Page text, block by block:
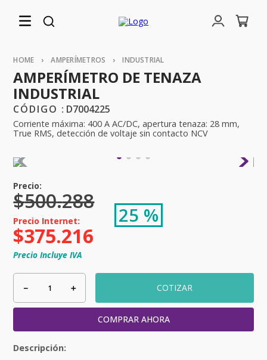
AMPERÍMETROS INDUSTRIAL
AMPERÍMETRO DE TENAZA
INDUSTRIAL
: D7004225
Corriente máxima: 400 A AC/DC, apertura tenaza: 28 mm,
True RMS, detección de voltaje sin contacto NCV
$500.288
25 %
$375.216
Precio Incluye IVA
＋
－ COTIZAR
COMPRAR AHORA